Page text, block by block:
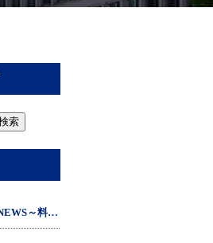
アート運転代行・大阪NEWS～料金・予約・接客・安全の見える化～